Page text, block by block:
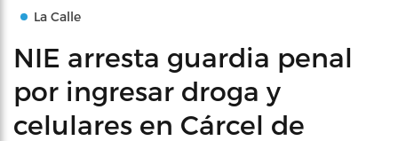
La Calle
NIE arresta guardia penal
por ingresar droga y
celulares en Cárcel de